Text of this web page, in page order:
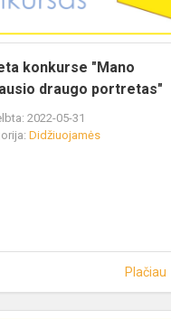
konkurse "Mano
draugo portretas"
2022-05-31
Didžiuojamės
Plačiau